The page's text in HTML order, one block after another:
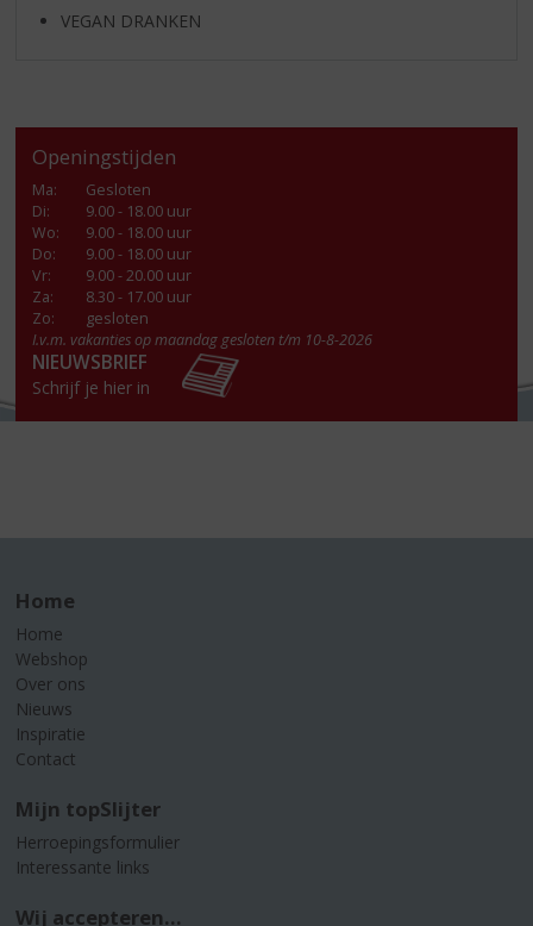
VEGAN DRANKEN
Openingstijden
Ma:
Gesloten
Di:
9.00 - 18.00 uur
Wo:
9.00 - 18.00 uur
Do:
9.00 - 18.00 uur
Vr:
9.00 - 20.00 uur
Za:
8.30 - 17.00 uur
Zo:
gesloten
I.v.m. vakanties op maandag gesloten t/m 10-8-2026
NIEUWSBRIEF
Schrijf je hier in
Home
Home
Webshop
Over ons
Nieuws
Inspiratie
Contact
Mijn topSlijter
Herroepingsformulier
Interessante links
Wij accepteren...